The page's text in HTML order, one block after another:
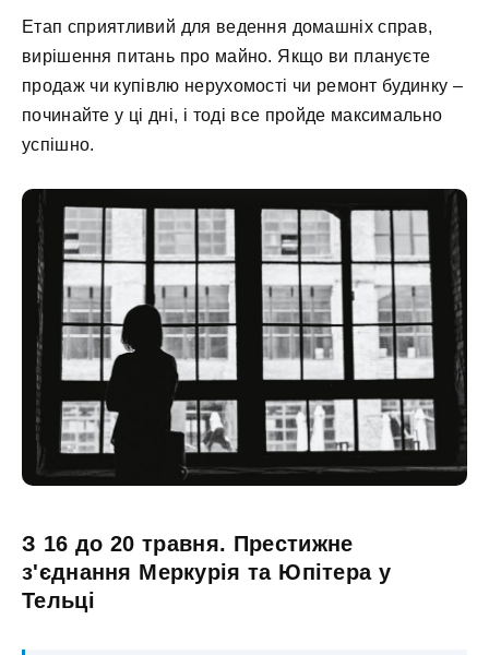
Етап сприятливий для ведення домашніх справ,
вирішення питань про майно. Якщо ви плануєте
продаж чи купівлю нерухомості чи ремонт будинку –
починайте у ці дні, і тоді все пройде максимально
успішно.
З 16 до 20 травня. Престижне
з'єднання Меркурія та Юпітера у
Тельці